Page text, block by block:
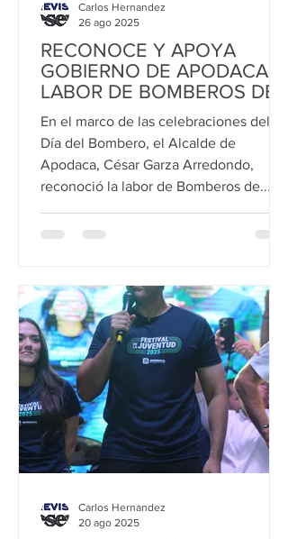
RECONOCE Y APOYA
GOBIERNO DE APODACA
LABOR DE BOMBEROS DE
NUEVO LEÓN
En el marco de las celebraciones del
Día del Bombero, el Alcalde de
Apodaca, César Garza Arredondo,
reconoció la labor de Bomberos de...
Carlos Hernandez
26 ago 2025
Carlos Hernandez
20 ago 2025